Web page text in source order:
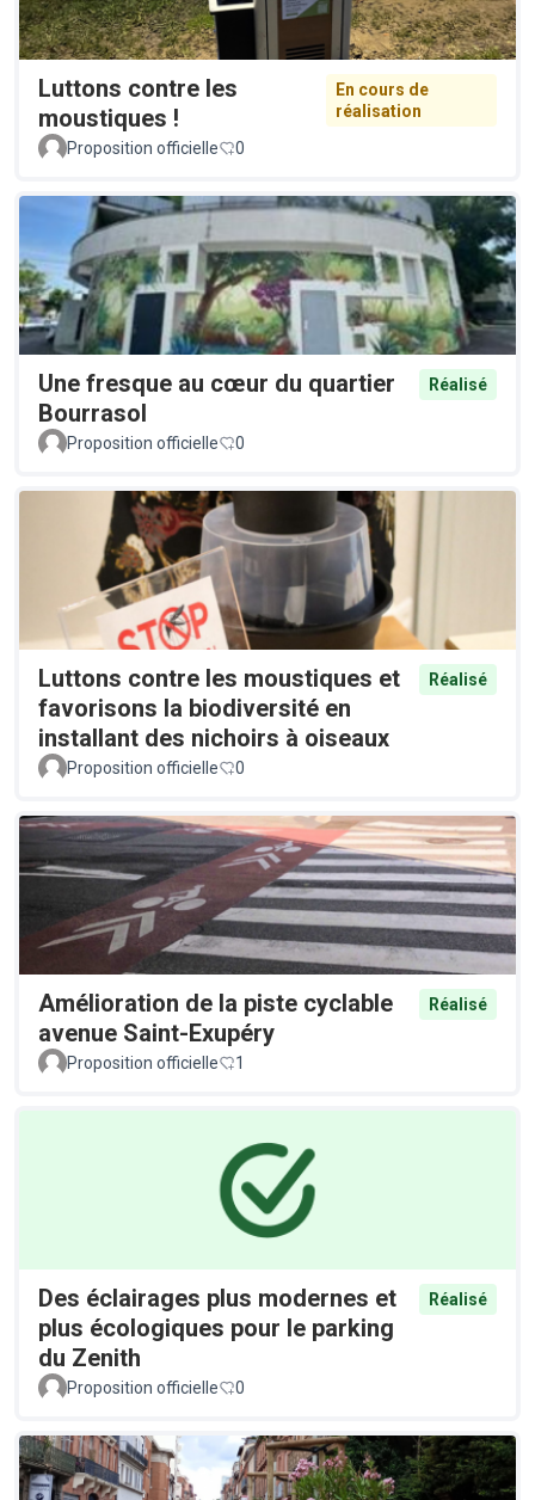
Luttons contre les
moustiques !
En cours de
réalisation
Proposition officielle
0
Une fresque au cœur du quartier
Bourrasol
Réalisé
Proposition officielle 0
Luttons contre les moustiques et
favorisons la biodiversité en
installant des nichoirs à oiseaux
Réalisé
Proposition officielle 0
Amélioration de la piste cyclable
avenue Saint-Exupéry
Réalisé
Proposition officielle 1
Des éclairages plus modernes et
plus écologiques pour le parking
du Zenith
Réalisé
Proposition officielle 0